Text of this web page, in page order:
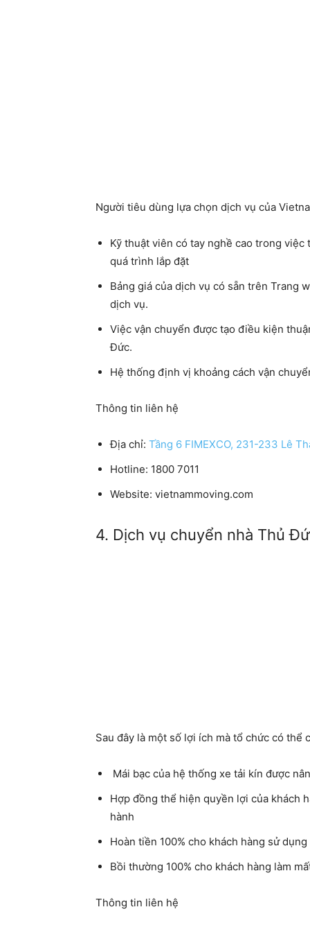
Người tiêu dùng lựa chọn dịch vụ của
Kỹ thuật viên có tay nghề cao trong
quá trình lắp đặt
Bảng giá của dịch vụ có sẵn trên Trang
dịch vụ.
Việc vận chuyển được tạo điều kiện
Đức.
Hệ thống định vị khoảng cách vận
Thông tin liên hệ
Địa chỉ: Tầng 6 FIMEXCO, 231-233 Lê
Hotline: 1800 7011
Website: vietnammoving.com
4. Dịch vụ chuyển nhà Thủ
Sau đây là một số lợi ích mà tổ chức có
Mái bạc của hệ thống xe tải kín được
Hợp đồng thể hiện quyền lợi của khách
hành
Hoàn tiền 100% cho khách hàng sử
Bồi thường 100% cho khách hàng làm
Thông tin liên hệ